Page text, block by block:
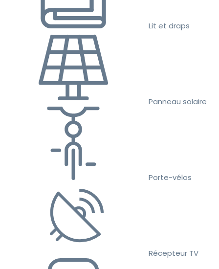
Lit et draps
Panneau solaire
Porte-vélos
Récepteur TV